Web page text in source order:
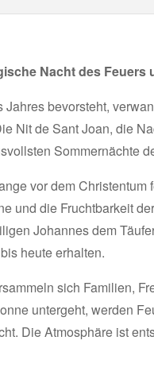
Nacht des Feuers
bevorsteht,
Nit de Sant Joan, die
Sommernächte
vor dem Christentum
und die Fruchtbarkeit
Johannes dem
heute erhalten.
sich Familien,
untergeht, werden
Die Atmosphäre ist